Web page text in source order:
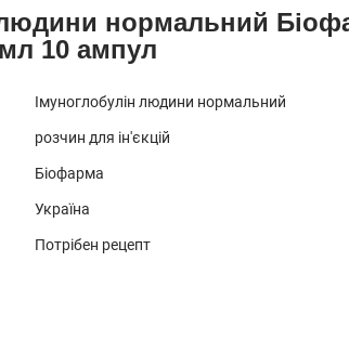
нормальний
10 ампул
Імуноглобулін людини нормальний
розчин для ін'єкцій
Біофарма
Україна
Потрібен рецепт